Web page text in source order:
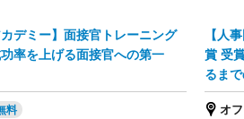
カデミー】面接官トレーニング
率を上げる面接官への第一
【人
賞 受
るま
オ